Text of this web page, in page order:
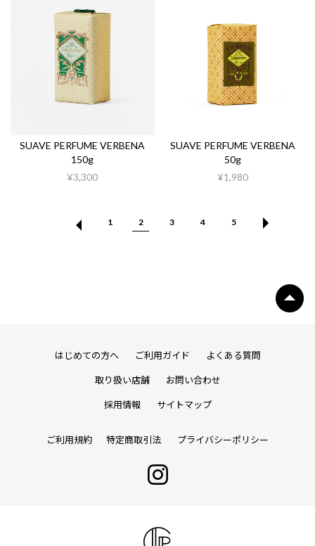
SUAVE PERFUME VERBENA
150g
¥3,300
SUAVE PERFUME VERBENA
50g
¥1,980
1 2 3 4 5
はじめての方へ ご利用ガイド よくある質問
取り扱い店舗 お問い合わせ
採用情報 サイトマップ
ご利用規約 特定商取引法 プライバシーポリシー